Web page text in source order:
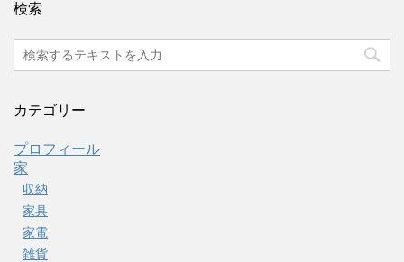
検索
カテゴリー
プロフィール
家
収納
家具
家電
雑貨